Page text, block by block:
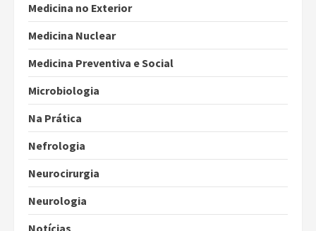
Medicina no Exterior
Medicina Nuclear
Medicina Preventiva e Social
Microbiologia
Na Prática
Nefrologia
Neurocirurgia
Neurologia